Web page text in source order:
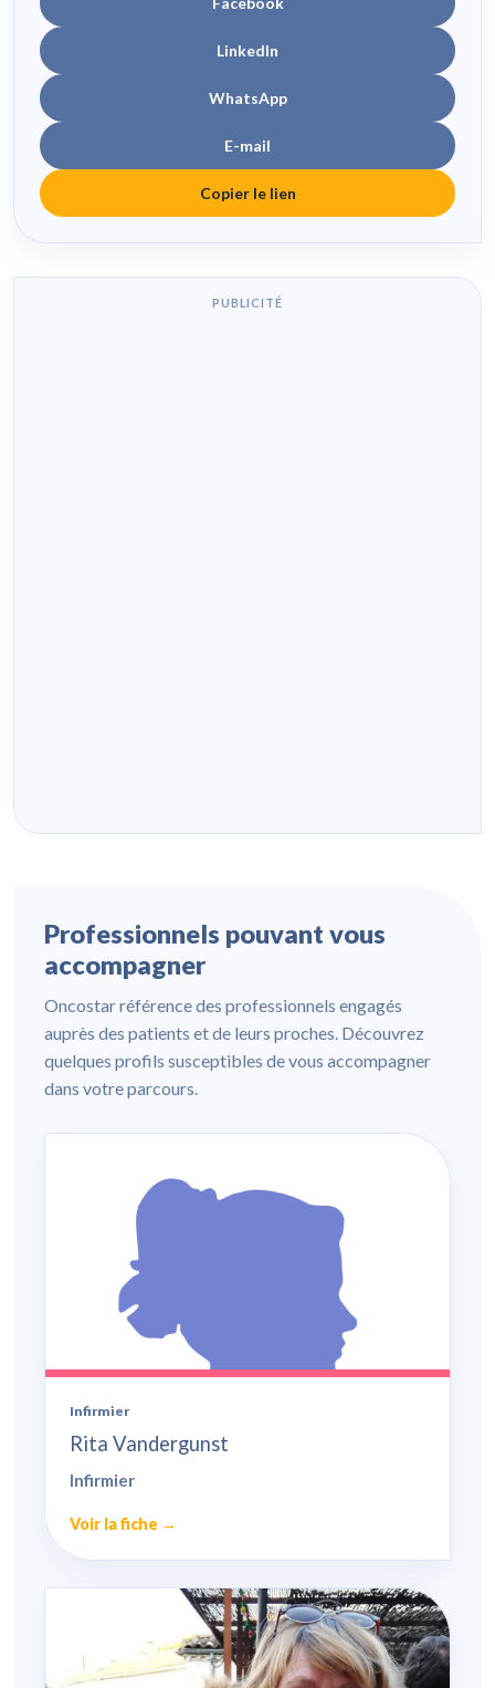
LinkedIn
WhatsApp
E-mail
Copier le lien
PUBLICITÉ
Professionnels pouvant vous
accompagner
Oncostar référence des professionnels engagés
auprès des patients et de leurs proches. Découvrez
quelques profils susceptibles de vous accompagner
dans votre parcours.
Infirmier
Rita Vandergunst
Infirmier
Voir la fiche →